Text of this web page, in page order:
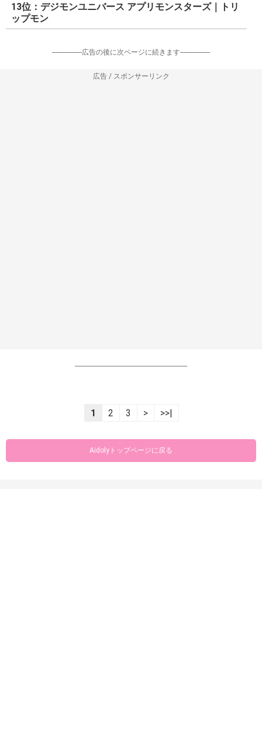
13位：デジモンユニバース アプリモンスターズ｜トリ
ップモン
-----------------広告の後に次ページに続きます-----------------
広告 / スポンサーリンク
----------------------------------------------------------------
1 2 3 > >>|
Aidolyトップページに戻る